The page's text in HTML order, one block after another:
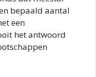
bepaald aantal
een
het antwoord